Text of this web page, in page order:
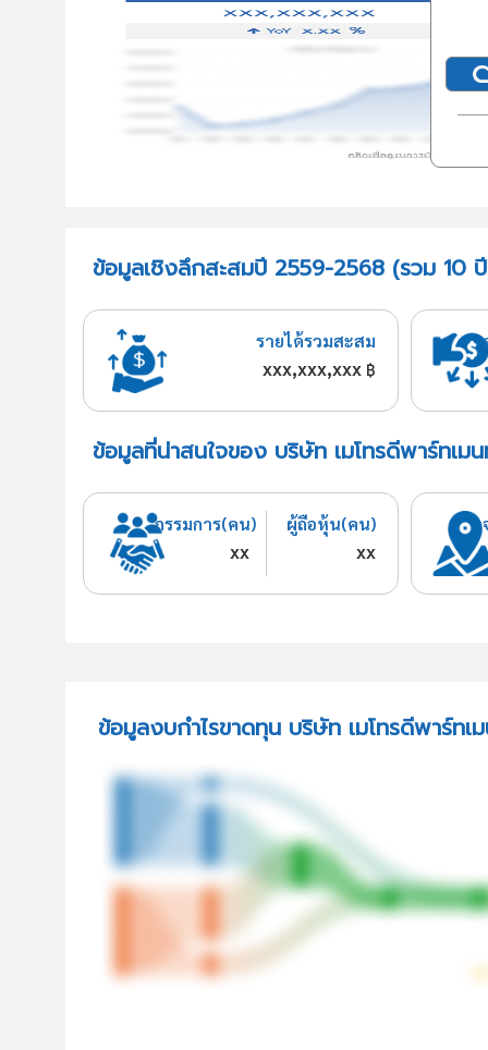
ข้อมูลเชิงลึกสะสมปี 2559-2568 (รวม 10
รายได้รวมสะสม
xxx,xxx,xxx ฿
ข้อมูลที่น่าสนใจของ บริษัท เมโทรดีพาร์ทเม
กรรมการ(คน)
xx
ผู้ถือหุ้น(คน)
xx
ข้อมูลงบกำไรขาดทุน บริษัท เมโทรดีพาร์ทเ